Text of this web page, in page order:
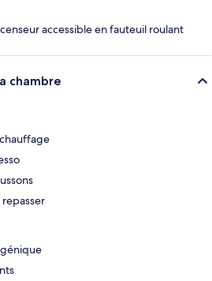
accessible en fauteuil roulant
chambre
repasser